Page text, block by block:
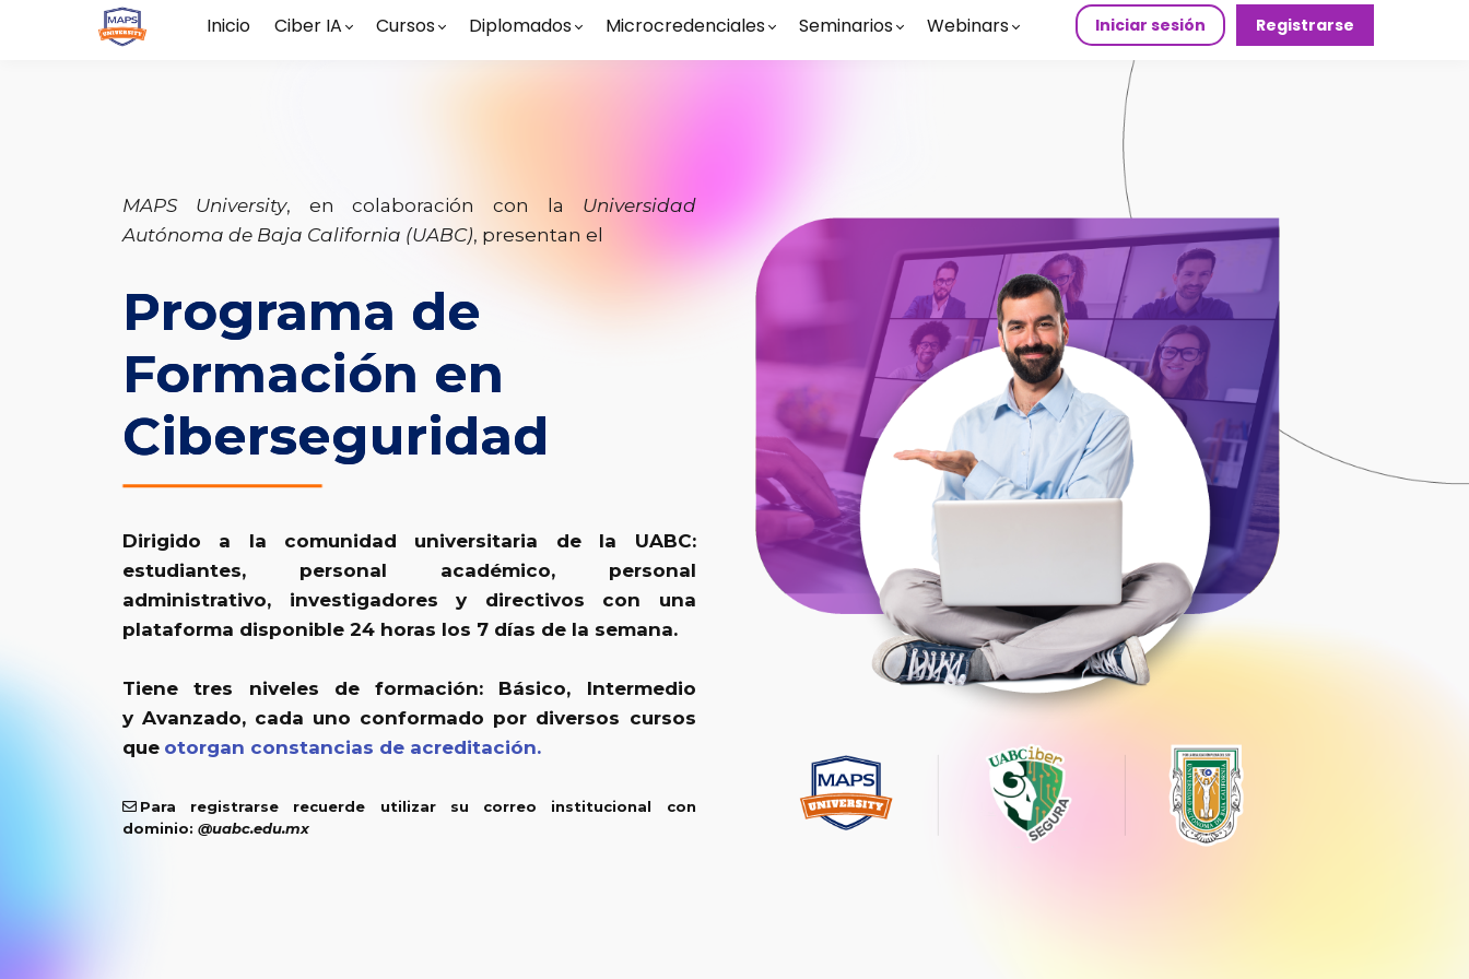
Inicio Ciber IA Cursos Diplomados Microcredenciales Seminarios Webinars Iniciar sesión Registrarse
MAPS University, en colaboración con la Universidad
Autónoma de Baja California (UABC), presentan el
Programa de
Formación en
Ciberseguridad
Dirigido a la comunidad universitaria de la UABC:
estudiantes, personal académico, personal
administrativo, investigadores y directivos con una
plataforma disponible 24 horas los 7 días de la semana.
Tiene tres niveles de formación: Básico, Intermedio
y Avanzado, cada uno conformado por diversos cursos
que otorgan constancias de acreditación.
Para registrarse recuerde utilizar su correo institucional con
dominio: @uabc.edu.mx